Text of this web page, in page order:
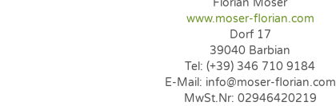
Florian Moser
www.moser-florian.com
Dorf 17
39040 Barbian
Tel: (+39) 346 710 9184
E-Mail: info@moser-florian.com
MwSt.Nr: 02946420219